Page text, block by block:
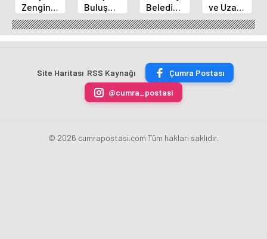
Zengin
Mutfağı
GastroFest'te
Tanıtılacak
Buluşma
Noktası
Talha
Bayrakçı
Yükseliyor
Belediye
Başkanı
Kılca
Yeni
Açıkladı
ve Uzay
Yaz
Kursu
Başladı
Site Haritası RSS Kaynağı
Çumra Postası
@cumra_postasi
© 2026 cumrapostasi.com Tüm hakları saklıdır.